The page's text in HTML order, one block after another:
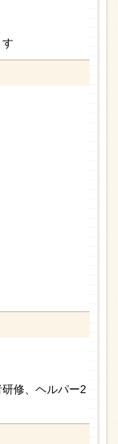
修、ヘルパー2